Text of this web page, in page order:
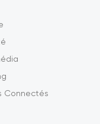
Connectés